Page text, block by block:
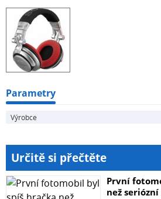
Parametry
Výrobce
Určitě si přečtěte
První
než